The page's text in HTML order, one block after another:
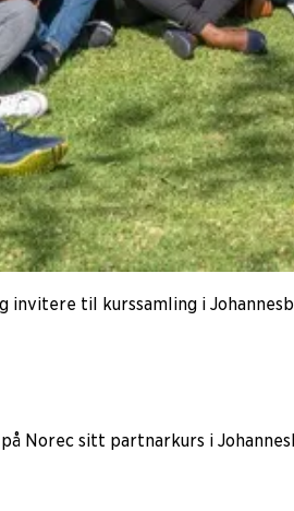
til kurssamling i
Norec sitt partnarkurs i